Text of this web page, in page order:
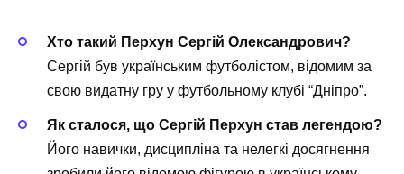
Хто такий Перхун Сергій Олександрович?
Сергій був українським футболістом, відомим за
свою видатну гру у футбольному клубі “Дніпро”.
Як сталося, що Сергій Перхун став легендою?
Його навички, дисципліна та нелегкі досягнення